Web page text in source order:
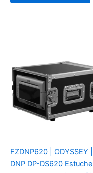
FZDNP620 | ODYSSEY |
DNP DP-DS620 Estuche